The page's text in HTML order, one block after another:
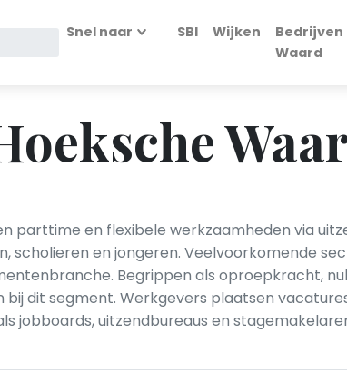
Snel naar SBI Wijken
Bedrijven
Waard
parttime en flexibele werkzaamheden via
en jongeren. Veelvoorkomende
Begrippen als oproepkracht,
dit segment. Werkgevers plaatsen
jobboards, uitzendbureaus en